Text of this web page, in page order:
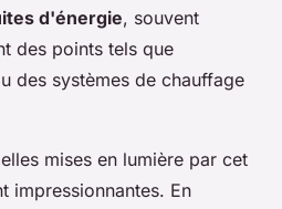
d'énergie, souvent
des points tels que
des systèmes de chauffage
mises en lumière par cet
impressionnantes. En